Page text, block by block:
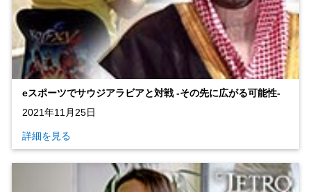
eスポーツでサウジアラビアと対戦 ‐その先に広がる可能性‐
2021年11月25日
詳細を見る